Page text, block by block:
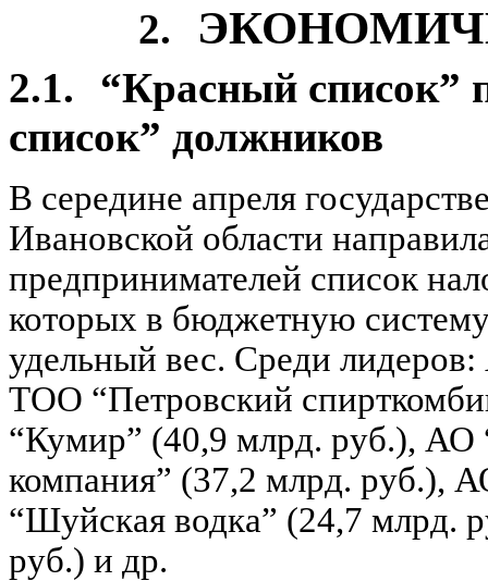
2.
2.1.
“Красный список”
список” должников
В середине апреля
Ивановской области
предпринимателей список
которых в бюджетную
удельный вес. Среди
ТОО “Петровский
“Кумир” (40,9 млрд. руб.), АО
компания” (37,2 млрд. руб.),
“Шуйская водка” (24,7 млрд.
руб.) и др.